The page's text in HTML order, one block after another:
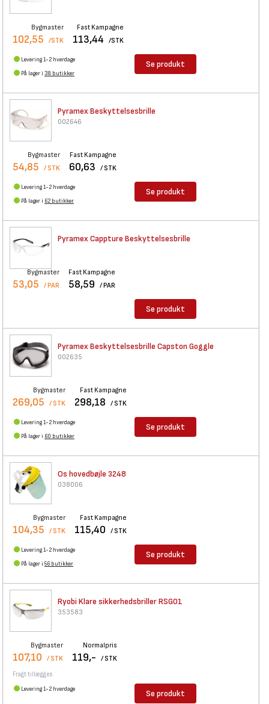
Bygmaster
102,55 /STK
Fast Kampagne
113,44 /STK
Levering 1-2 hverdage
På lager i 38 butikker
Se produkt
Pyramex Beskyttelsesbrille
002646
Bygmaster
54,85 / STK
Fast Kampagne
60,63 / STK
Levering 1-2 hverdage
På lager i 62 butikker
Se produkt
Pyramex Cappture Beskyttelsesbrille
Bygmaster
53,05 / PAR
Fast Kampagne
58,59 / PAR
Se produkt
Pyramex Beskyttelsesbrille Capston Goggle
002635
Bygmaster
269,05 / STK
Fast Kampagne
298,18 / STK
Levering 1-2 hverdage
På lager i 60 butikker
Se produkt
Os hovedbøjle 3248
038006
Bygmaster
104,35 / STK
Fast Kampagne
115,40 / STK
Levering 1-2 hverdage
På lager i 56 butikker
Se produkt
Ryobi Klare sikkerhedsbrillerRSG01
353583
Bygmaster
107,10 / STK
Normalpris
119,- / STK
Fragt tillægges
Levering 1-2 hverdage Se produkt